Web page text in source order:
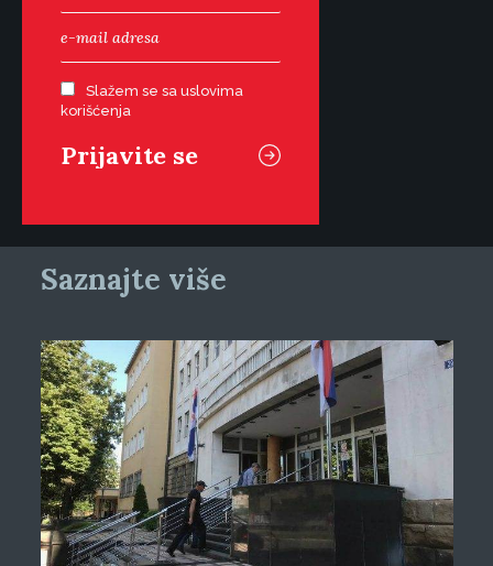
Slažem se sa uslovima
korišćenja
Saznajte više